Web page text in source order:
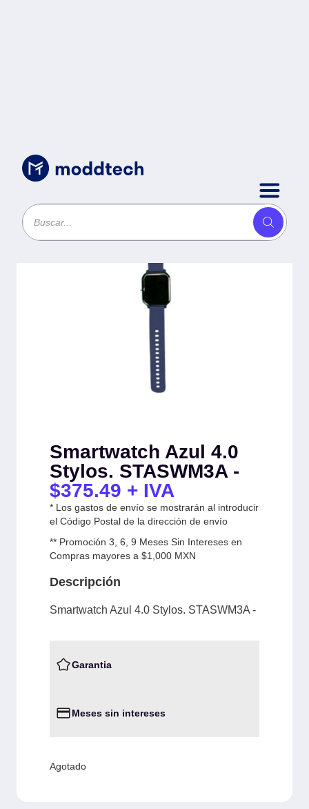
Smartwatch Azul 4.0
Stylos. STASWM3A -
$375.49 + IVA
* Los gastos de envío se mostrarán al introducir
el Código Postal de la dirección de envío
** Promoción 3, 6, 9 Meses Sin Intereses en
Compras mayores a $1,000 MXN
Descripción
Smartwatch Azul 4.0 Stylos. STASWM3A -
Garantia
Meses sin intereses
Agotado